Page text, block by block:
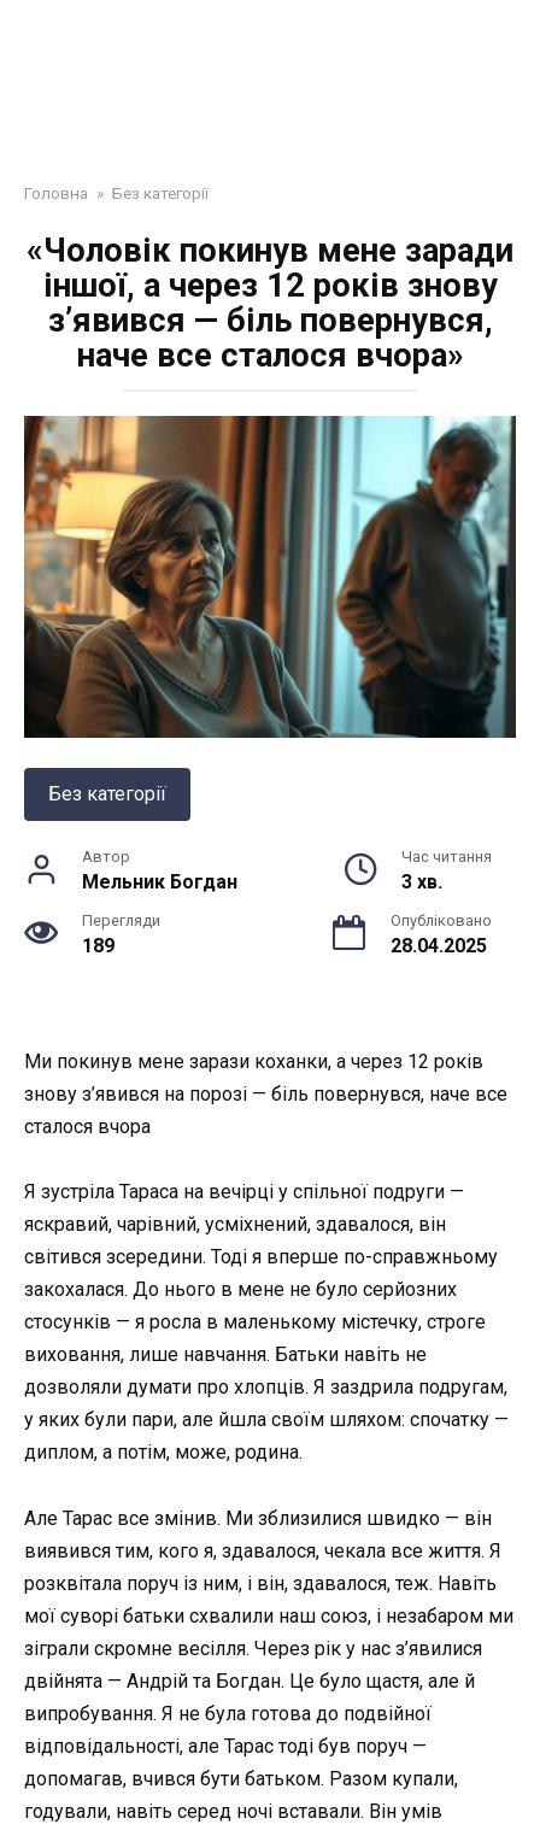
Головна » Без категорії
«Чоловік покинув мене заради
іншої, а через 12 років знову
з’явився — біль повернувся,
наче все сталося вчора»
Без категорії
Автор
Мельник Богдан
Час читання
3 хв.
Перегляди
189
Опубліковано
28.04.2025
Ми покинув мене зарази коханки, а через 12 років
знову з’явився на порозі — біль повернувся, наче все
сталося вчора
Я зустріла Тараса на вечірці у спільної подруги —
яскравий, чарівний, усміхнений, здавалося, він
світився зсередини. Тоді я вперше по-справжньому
закохалася. До нього в мене не було серйозних
стосунків — я росла в маленькому містечку, строге
виховання, лише навчання. Батьки навіть не
дозволяли думати про хлопців. Я заздрила подругам,
у яких були пари, але йшла своїм шляхом: спочатку —
диплом, а потім, може, родина.
Але Тарас все змінив. Ми зблизилися швидко — він
виявився тим, кого я, здавалося, чекала все життя. Я
розквітала поруч із ним, і він, здавалося, теж. Навіть
мої суворі батьки схвалили наш союз, і незабаром ми
зіграли скромне весілля. Через рік у нас з’явилися
двійнята — Андрій та Богдан. Це було щастя, але й
випробування. Я не була готова до подвійної
відповідальності, але Тарас тоді був поруч —
допомагав, вчився бути батьком. Разом купали,
годували, навіть серед ночі вставали. Він умів